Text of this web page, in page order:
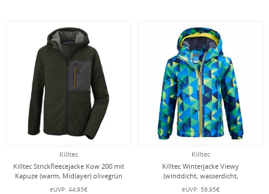
Killtec
Killtec Strickfleecejacke Kow 200 mit
Kapuze (warm, Midlayer) olivegrün
Kinder
eUVP: 44,95€
Killtec
Killtec Winterjacke Viewy
(winddicht, wasserdicht,
Schneefang) grasgrün Kleinkinder
eUVP: 59,95€